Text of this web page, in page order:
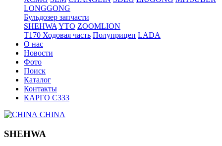
LONGGONG
Бульдозер запчасти
SHEHWA YTO ZOOMLION
T170 Ходовая часть Полуприцеп LADA
О нас
Новости
Фото
Поиск
Каталог
Контакты
КАРГО С333
CHINA
SHEHWA